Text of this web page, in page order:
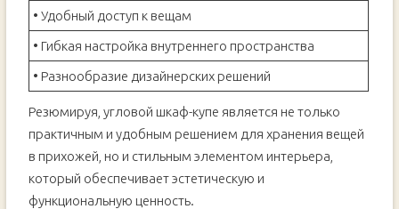
• Удобный доступ к вещам
• Гибкая настройка внутреннего пространства
• Разнообразие дизайнерских решений
Резюмируя, угловой шкаф-купе является не только
практичным и удобным решением для хранения вещей
в прихожей, но и стильным элементом интерьера,
который обеспечивает эстетическую и
функциональную ценность.